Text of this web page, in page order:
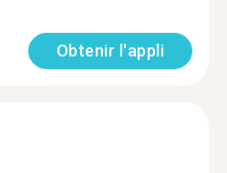
Obtenir l'appli